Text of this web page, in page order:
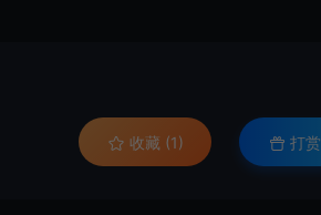
收藏 (1) 打赏